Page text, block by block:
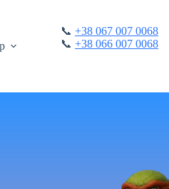
📞 +38 067 007 0068
📞 +38 066 007 0068